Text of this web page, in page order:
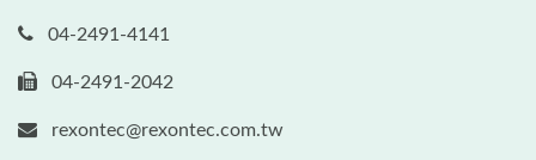
04-2491-4141
04-2491-2042
rexontec@rexontec.com.tw